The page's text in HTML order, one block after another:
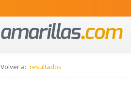
Volver a: resultados